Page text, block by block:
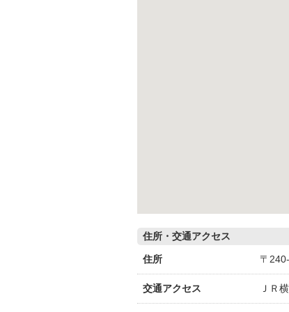
住所・交通アクセス
住所 〒
交通アクセス ＪＲ